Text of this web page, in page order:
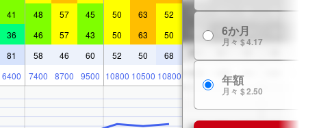
41 48 57 45 50 63
52
36 46 57 43 50 63
50
81 58 46 60 52 50
68
6400 7400 8700 9500 10800 10500 10800
6か月
月々 $ 4.17
年額
月々 $ 2.50